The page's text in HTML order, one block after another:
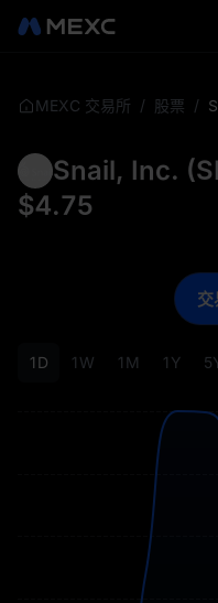
MEXC 交易所 / 股票 /
Snail, Inc. (
$4.75
1D 1W 1M 1Y